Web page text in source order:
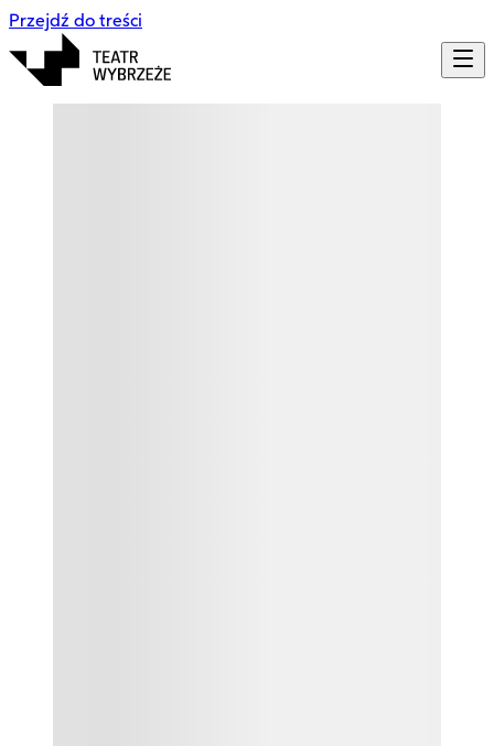
Przejdź do treści